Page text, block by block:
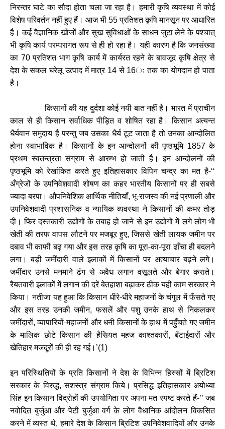
निरन्तर घाटे का सौदा होता चला जा रहा है। हमारी कृषि व्यवस्था में कोई
विशेष परिवर्तन नहीं हुए हैं। आज भी 55प्रतिशत कृषि मानसून पर आधारित
है। कई वैज्ञानिक खोजों और सुख सुविधाओं के साधन जुटा लेने के पश्चात्
भी कृषि कार्य परम्परागत रूप से ही हो रहा है। यही कारण है कि जनसंख्या
का 70प्रतिशत भाग कृषि कार्य में कार्यरत रहने के बावजूद कृषि क्षेत्र से
देश के सकल घरेलू उत्पाद में मात्र 14 से 16ः तक का योगदान हो पाता
है।
किसानों की यह दुर्दशा कोई नयी बात नहीं है। भारत में प्राचीन
काल से ही किसान सर्वाधिक पीड़ित व शोषित रहा है। किसान अत्यन्त
धैर्यवान समुदाय है परन्तु जब उसका धैर्य टूट जाता है तो उनका आन्दोलित
होना स्वाभाविक है। किसानों के इन आन्दोलनों की पृष्ठभूमि 1857के
प्रथम स्वतन्त्रता संग्राम से आरम्भ हो जाती है। इन आन्दोलनों की
पृष्ठभूमि को रेखांकित करते हुए इतिहासकार विपिन चन्द्र का मत है-‘‘
अँग्रेजों के उपनिवेशवादी शोषण का कहर भारतीय किसानों पर ही सबसे
ज्यादा बरपा। औपनिवेशिक आर्थिक नीतियाँ, भू-राजस्व की नई प्रणाली और
उपनिवेशवादी प्रशासनिक व न्यायिक व्यवस्था ने किसानों की कमर तोड़
दी। फिर दस्तकारी उद्योगों के तबाह हो जाने से इन उद्योगों में लगे लोग भी
खेती की तरफ वापस लौटने पर मजबूर हुए,जिससे खेती लायक जमीन पर
दबाव भी काफी बढ़ गया और इस तरह कृषि का पूरा-का-पूरा ढाँचा ही बदलने
लगा। बड़ी जमींदारी वाले इलाकों में किसानों पर अत्याचार बढ़ने लगे।
जमींदार उनसे मनमाने ढंग से अवैध लगान वसूलते और बेगार कराते।
रैयतवारी इलाकों में लगान की दरें बेतहाशा बढ़ाकर ठीक यही काम सरकार ने
किया। नतीजा यह हुआ कि किसान धीरे-धीरे महाजनों के चंगुल में फँसते गए
और इस तरह उनकी जमीन,फसलें और पशु उनके हाथ से निकलकर
जमींदारों,व्यापारियों-महाजनों और धनी किसानों के हाथ में पहुँचते गए जमीन
के मालिक छोटे किसान की हैसियत महज काश्तकारों,बँटाईदारों और
खेतिहार मजदूरों की ही रह गई। ’(1)
इन परिस्थितियों के प्रति किसानों ने देश के विभिन्न हिस्सों में ब्रिटिश
सरकार के विरुद्ध,सशस्त्र संग्राम किये। प्रसिद्ध इतिहासकार अयोध्या
सिंह इन किसान विद्रोहों की उपयोगिता पर अपना मत स्पष्ट करते हैं-’’जब
नवोदित बुर्जुआ और पेटी बुर्जुआ वर्ग के लोग वैधानिक आंदोलन विकसित
करने में व्यस्त थे,हमारे देश के किसान ब्रिटिश उपनिवेशवादियों और उनके